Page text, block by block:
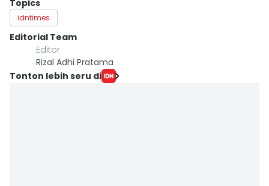
Topics
idntimes
Editorial Team
Editor
Rizal Adhi Pratama
Tonton lebih seru di